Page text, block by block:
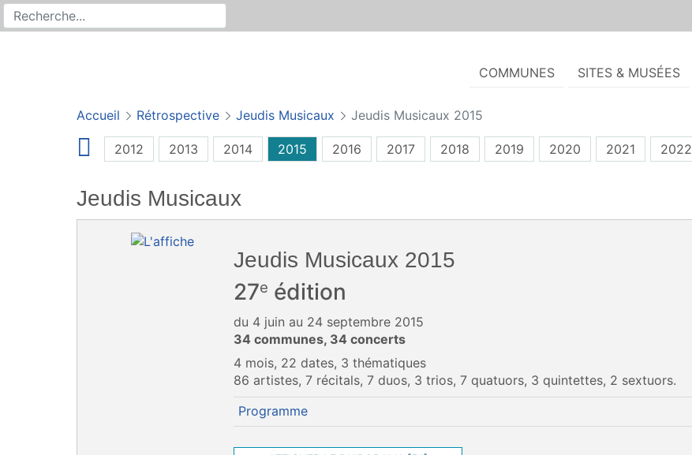
Recherche sur le site
Rechercher
COMMUNES SITES & MUSÉES
Accueil Rétrospective Jeudis Musicaux Jeudis Musicaux 2015
2012 2013 2014 2015 2016 2017 2018 2019 2020 2021 2022
Jeudis Musicaux
Jeudis Musicaux 2015
27e édition
du 4 juin au 24 septembre 2015
34 communes, 34 concerts
4 mois, 22 dates, 3 thématiques
86 artistes, 7 récitals, 7 duos, 3 trios, 7 quatuors, 3 quintettes, 2 sextuors.
Programme